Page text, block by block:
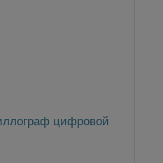
цифровой